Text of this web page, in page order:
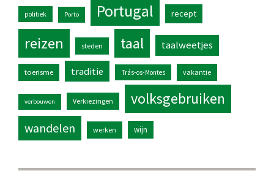
politiek Porto Portugal recept
reizen steden taal taalweetjes
toerisme traditie Trás-os-Montes vakantie
verbouwen Verkiezingen volksgebruiken
wandelen werken wijn